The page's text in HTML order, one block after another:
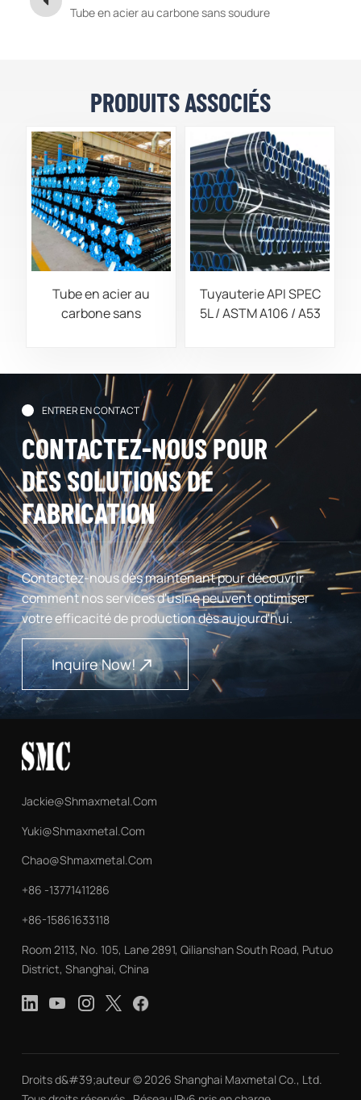
Tube en acier au carbone sans soudure
PRODUITS ASSOCIÉS
Tube en acier au
carbone sans
Tuyauterie API SPEC
5L / ASTM A106 / A53
ENTRER EN CONTACT
CONTACTEZ-NOUS POUR
DES SOLUTIONS DE
FABRICATION
Contactez-nous dès maintenant pour découvrir
comment nos services d'usine peuvent optimiser
votre efficacité de production dès aujourd'hui.
Inquire Now!
Jackie@shmaxmetal.com
Yuki@shmaxmetal.com
Chao@shmaxmetal.com
+86 -13771411286
+86-15861633118
Room 2113, No. 105, Lane 2891, Qilianshan South Road, Putuo
District, Shanghai, China
Droits d&#39;auteur © 2026 Shanghai Maxmetal Co., Ltd.